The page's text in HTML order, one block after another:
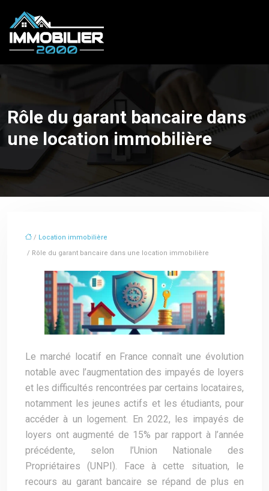
Rôle du garant bancaire dans
une location immobilière
/ Location immobilière
/ Rôle du garant bancaire dans une location immobilière
Le marché locatif en France connaît une évolution
notable avec l’augmentation des impayés de loyers
et les difficultés rencontrées par certains locataires,
notamment les jeunes actifs et les étudiants, pour
accéder à un logement. En 2022, les impayés de
loyers ont augmenté de 15% par rapport à l’année
précédente, selon l’Union Nationale des
Propriétaires (UNPI). Face à cette situation, le
recours au garant bancaire se répand de plus en